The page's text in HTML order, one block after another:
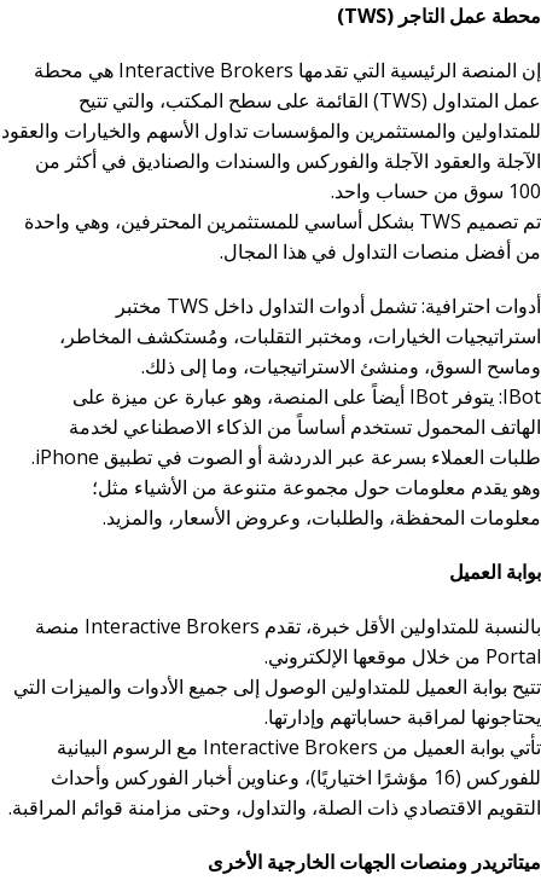
محطة عمل التاجر (TWS)
إن المنصة الرئيسية التي تقدمها Interactive Brokers هي محطة
عمل المتداول (TWS) القائمة على سطح المكتب، والتي تتيح
للمتداولين والمستثمرين والمؤسسات تداول الأسهم والخيارات والعقود
الآجلة والعقود الآجلة والفوركس والسندات والصناديق في أكثر من
100 سوق من حساب واحد.
تم تصميم TWS بشكل أساسي للمستثمرين المحترفين، وهي واحدة
من أفضل منصات التداول في هذا المجال.
أدوات احترافية: تشمل أدوات التداول داخل TWS مختبر
استراتيجيات الخيارات، ومختبر التقلبات، ومُستكشف المخاطر،
وماسح السوق، ومنشئ الاستراتيجيات، وما إلى ذلك.
IBot: يتوفر IBot أيضاً على المنصة، وهو عبارة عن ميزة على
الهاتف المحمول تستخدم أساساً من الذكاء الاصطناعي لخدمة
طلبات العملاء بسرعة عبر الدردشة أو الصوت في تطبيق iPhone.
وهو يقدم معلومات حول مجموعة متنوعة من الأشياء مثل؛
معلومات المحفظة، والطلبات، وعروض الأسعار، والمزيد.
بوابة العميل
بالنسبة للمتداولين الأقل خبرة، تقدم Interactive Brokers منصة
Portal من خلال موقعها الإلكتروني.
تتيح بوابة العميل للمتداولين الوصول إلى جميع الأدوات والميزات التي
يحتاجونها لمراقبة حساباتهم وإدارتها.
تأتي بوابة العميل من Interactive Brokers مع الرسوم البيانية
للفوركس (16 مؤشرًا اختياريًا)، وعناوين أخبار الفوركس وأحداث
التقويم الاقتصادي ذات الصلة، والتداول، وحتى مزامنة قوائم المراقبة.
ميتاتريدر ومنصات الجهات الخارجية الأخرى